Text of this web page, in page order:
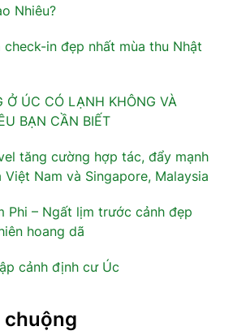
Nhiêu?
in đẹp nhất mùa thu Nhật
Ở ÚC CÓ LẠNH KHÔNG VÀ
BẠN CẦN BIẾT
tăng cường hợp tác, đẩy mạnh
Nam và Singapore, Malaysia
Phi – Ngất lịm trước cảnh đẹp
hoang dã
cảnh định cư Úc
chuộng